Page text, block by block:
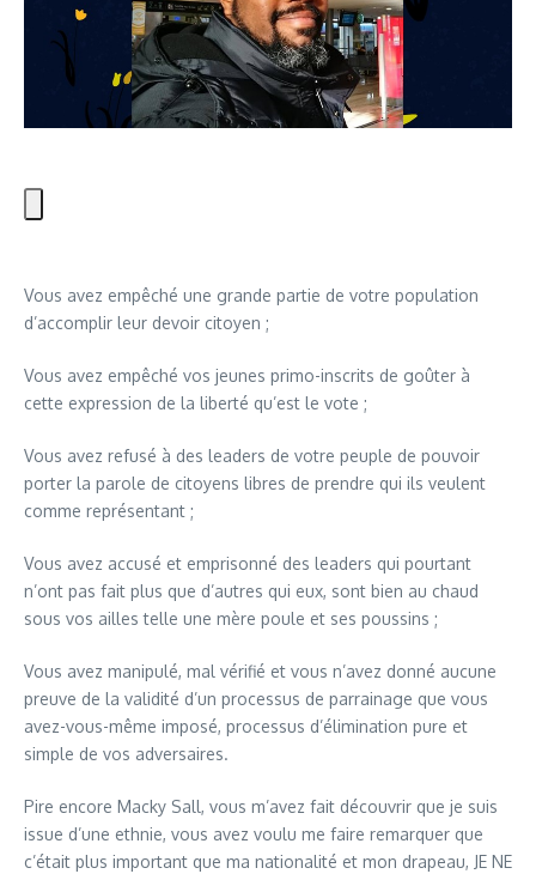
Vous avez empêché une grande partie de votre population
d’accomplir leur devoir citoyen ;
Vous avez empêché vos jeunes primo-inscrits de goûter à
cette expression de la liberté qu’est le vote ;
Vous avez refusé à des leaders de votre peuple de pouvoir
porter la parole de citoyens libres de prendre qui ils veulent
comme représentant ;
Vous avez accusé et emprisonné des leaders qui pourtant
n’ont pas fait plus que d’autres qui eux, sont bien au chaud
sous vos ailles telle une mère poule et ses poussins ;
Vous avez manipulé, mal vérifié et vous n’avez donné aucune
preuve de la validité d’un processus de parrainage que vous
avez-vous-même imposé, processus d’élimination pure et
simple de vos adversaires.
Pire encore Macky Sall, vous m’avez fait découvrir que je suis
issue d’une ethnie, vous avez voulu me faire remarquer que
c’était plus important que ma nationalité et mon drapeau, JE NE